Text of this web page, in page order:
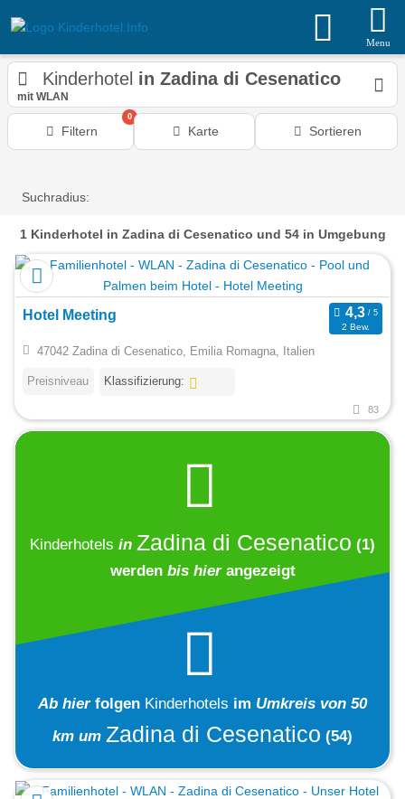
Menu
Kinderhotel in Zadina di Cesenatico
mit WLAN
Filtern
0
Karte Sortieren
Suchradius:
1Kinderhotel in Zadina di Cesenatico und 54 in Umgebung
Hotel Meeting
2 Bew.
47042 Zadina di Cesenatico, Emilia Romagna, Italien
Preisniveau Klassifizierung:
83
Kinderhotels in Zadina di Cesenatico (1)
werden bis hierangezeigt
Ab hier folgen Kinderhotels im Umkreis von 50
km um Zadina di Cesenatico (54)